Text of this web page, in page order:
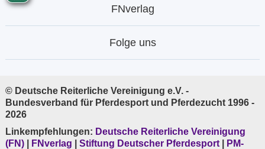
FNverlag
Folge uns
© Deutsche Reiterliche Vereinigung e.V. -
Bundesverband für Pferdesport und Pferdezucht 1996 -
2026
Linkempfehlungen: Deutsche Reiterliche Vereinigung
(FN)
FNverlag Stiftung Deutscher Pferdesport
PM-